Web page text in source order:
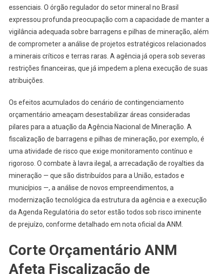
Barragens
essenciais. O órgão regulador do setor mineral no Brasil
expressou profunda preocupação com a capacidade de manter a
vigilância adequada sobre barragens e pilhas de mineração, além
de comprometer a análise de projetos estratégicos relacionados
a minerais críticos e terras raras. A agência já opera sob severas
restrições financeiras, que já impedem a plena execução de suas
atribuições.
Os efeitos acumulados do cenário de contingenciamento
orçamentário ameaçam desestabilizar áreas consideradas
pilares para a atuação da Agência Nacional de Mineração. A
fiscalização de barragens e pilhas de mineração, por exemplo, é
uma atividade de risco que exige monitoramento contínuo e
rigoroso. O combate à lavra ilegal, a arrecadação de royalties da
mineração — que são distribuídos para a União, estados e
municípios —, a análise de novos empreendimentos, a
modernização tecnológica da estrutura da agência e a execução
da Agenda Regulatória do setor estão todos sob risco iminente
de prejuízo, conforme detalhado em nota oficial da ANM.
Corte Orçamentário ANM
Afeta Fiscalização de